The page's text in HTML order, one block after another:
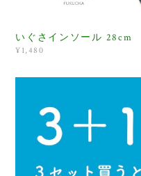
いぐさインソール 28cm
¥1,480